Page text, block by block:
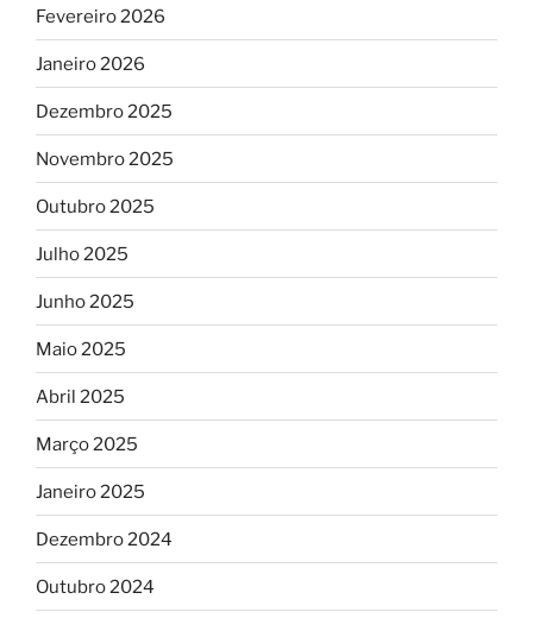
Fevereiro 2026
Janeiro 2026
Dezembro 2025
Novembro 2025
Outubro 2025
Julho 2025
Junho 2025
Maio 2025
Abril 2025
Março 2025
Janeiro 2025
Dezembro 2024
Outubro 2024